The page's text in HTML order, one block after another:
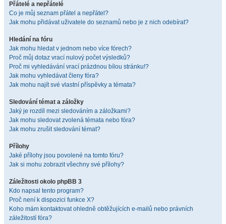
Přátelé a nepřátelé
Co je můj seznam přátel a nepřátel?
Jak mohu přidávat uživatele do seznamů nebo je z nich odebírat?
Hledání na fóru
Jak mohu hledat v jednom nebo více fórech?
Proč můj dotaz vrací nulový počet výsledků?
Proč mi vyhledávání vrací prázdnou bílou stránku!?
Jak mohu vyhledávat členy fóra?
Jak mohu najít své vlastní příspěvky a témata?
Sledování témat a záložky
Jaký je rozdíl mezi sledováním a záložkami?
Jak mohu sledovat zvolená témata nebo fóra?
Jak mohu zrušit sledování témat?
Přílohy
Jaké přílohy jsou povolené na tomto fóru?
Jak si mohu zobrazit všechny své přílohy?
Záležitosti okolo phpBB 3
Kdo napsal tento program?
Proč není k dispozici funkce X?
Koho mám kontaktovat ohledně obtěžujících e-mailů nebo právních
záležitostí fóra?